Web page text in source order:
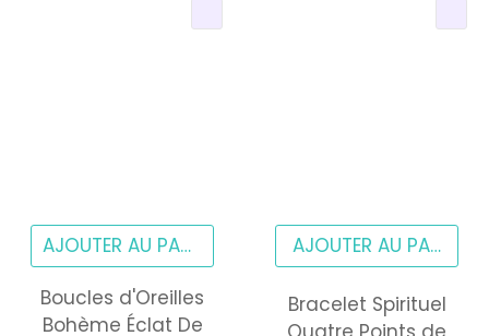
Boucles d'Oreilles
Bohème Éclat De
AJOUTER AU PANIER
Bracelet Spirituel